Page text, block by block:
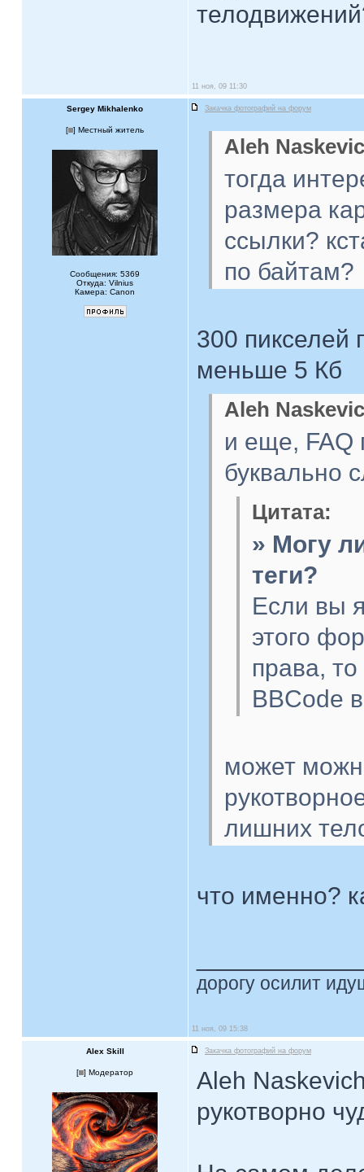
11 ноя, 09 11:30
Sergey Mikhalenko Закачка фотографий на форум
[ ] Местный житель
Сообщения: 5369
Откуда: Vilnius
Камера: Canon
Aleh
тогда
размера
ссылки?
по байтам?
300 пикселей
меньше 5 Кб
Aleh
и еще, FAQ
буквально
Цитата:
» Могу
теги?
Если вы
этого
права,
BBCode
может
лишних
что именно?
дорогу осилит
11 ноя, 09 15:38
Alex Skill Закачка фотографий на форум
[ ] Модератор
Aleh
рукотворно